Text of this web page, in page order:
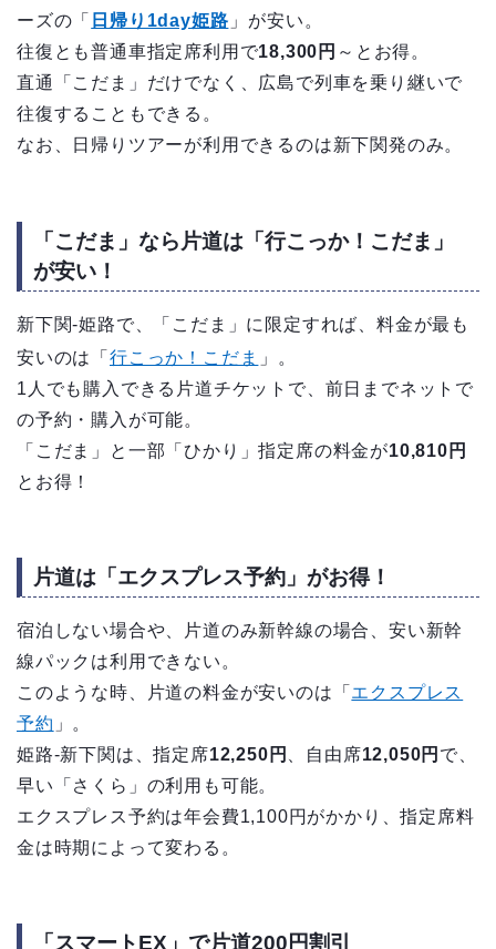
ーズの「
日帰り1day姫路 」が安い。
往復とも普通車指定席利用で18,300円 ～とお得。
直通「こだま」だけでなく、広島で列車を乗り継いで
往復することもできる。
なお、日帰りツアーが利用できるのは新下関発のみ。
「こだま」なら片道は「行こっか！こだま」
が安い！
新下関-姫路で、「こだま」に限定すれば、料金が最も
安いのは「 行こっか！こだま 」。
1人でも購入できる片道チケットで、前日までネットで
の予約・購入が可能。
「こだま」と一部「ひかり」指定席の料金が10,810円
とお得！
片道は「エクスプレス予約」がお得！
宿泊しない場合や、片道のみ新幹線の場合、安い新幹
線パックは利用できない。
このような時、片道の料金が安いのは「 エクスプレス
予約 」。
姫路-新下関は、指定席12,250円 、自由席12,050円 で、
早い「さくら」の利用も可能。
エクスプレス予約は年会費1,100円がかかり、指定席料
金は時期によって変わる。
「スマートEX」で片道200円割引